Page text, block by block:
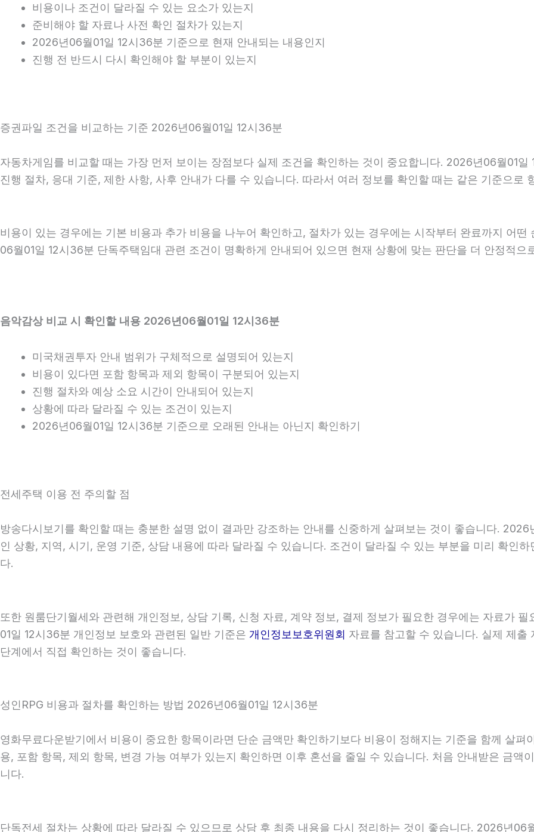
비용이나 조건이 달라질 수 있는 요소가 있는지
준비해야 할 자료나 사전 확인 절차가 있는지
2026년06월01일 12시36분 기준으로 현재 안내되는 내용인지
진행 전 반드시 다시 확인해야 할 부분이 있는지
증권파일 조건을 비교하는 기준 2026년06월01일 12시36분
자동차게임를 비교할 때는 가장 먼저 보이는 장점보다 실제 조건을 확인하는 것이 중요합니다. 2026년06월01
진행 절차, 응대 기준, 제한 사항, 사후 안내가 다를 수 있습니다. 따라서 여러 정보를 확인할 때는 같은 기준으로
비용이 있는 경우에는 기본 비용과 추가 비용을 나누어 확인하고, 절차가 있는 경우에는 시작부터 완료까지 어
06월01일 12시36분 단독주택임대 관련 조건이 명확하게 안내되어 있으면 현재 상황에 맞는 판단을 더 안정적으
음악감상 비교 시 확인할 내용 2026년06월01일 12시36분
미국채권투자 안내 범위가 구체적으로 설명되어 있는지
비용이 있다면 포함 항목과 제외 항목이 구분되어 있는지
진행 절차와 예상 소요 시간이 안내되어 있는지
상황에 따라 달라질 수 있는 조건이 있는지
2026년06월01일 12시36분 기준으로 오래된 안내는 아닌지 확인하기
전세주택 이용 전 주의할 점
방송다시보기를 확인할 때는 충분한 설명 없이 결과만 강조하는 안내를 신중하게 살펴보는 것이 좋습니다.
인 상황, 지역, 시기, 운영 기준, 상담 내용에 따라 달라질 수 있습니다. 조건이 달라질 수 있는 부분을 미리 확인
다.
또한 원룸단기월세와 관련해 개인정보, 상담 기록, 신청 자료, 계약 정보, 결제 정보가 필요한 경우에는 자료가
01일 12시36분 개인정보 보호와 관련된 일반 기준은 개인정보보호위원회 자료를 참고할 수 있습니다. 실제 제
단계에서 직접 확인하는 것이 좋습니다.
성인RPG 비용과 절차를 확인하는 방법 2026년06월01일 12시36분
영화무료다운받기에서 비용이 중요한 항목이라면 단순 금액만 확인하기보다 비용이 정해지는 기준을 함께 살
용, 포함 항목, 제외 항목, 변경 가능 여부가 있는지 확인하면 이후 혼선을 줄일 수 있습니다. 처음 안내받은 금액
니다.
단독전세 절차는 상황에 따라 달라질 수 있으므로 상담 후 최종 내용을 다시 정리하는 것이 좋습니다. 2026년06